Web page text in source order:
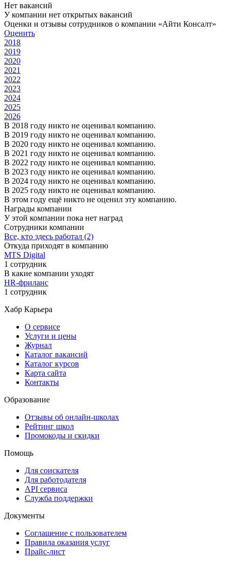
Нет вакансий
У компании нет открытых вакансий
Оценки и отзывы сотрудников о компании «Айти Консалт»
Оценить
2018
2019
2020
2021
2022
2023
2024
2025
2026
В 2018 году никто не оценивал компанию.
В 2019 году никто не оценивал компанию.
В 2020 году никто не оценивал компанию.
В 2021 году никто не оценивал компанию.
В 2022 году никто не оценивал компанию.
В 2023 году никто не оценивал компанию.
В 2024 году никто не оценивал компанию.
В 2025 году никто не оценивал компанию.
В этом году ещё никто не оценил эту компанию.
Награды компании
У этой компании пока нет наград
Сотрудники компании
Все, кто здесь работал (2)
Откуда приходят в компанию
MTS Digital
1 сотрудник
В какие компании уходят
HR-фриланс
1 сотрудник
Хабр Карьера
О сервисе
Услуги и цены
Журнал
Каталог вакансий
Каталог курсов
Карта сайта
Контакты
Образование
Отзывы об онлайн-школах
Рейтинг школ
Промокоды и скидки
Помощь
Для соискателя
Для работодателя
API сервиса
Служба поддержки
Документы
Соглашение с пользователем
Правила оказания услуг
Прайс-лист